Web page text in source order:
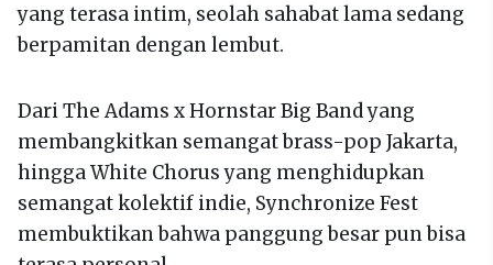
yang terasa intim, seolah sahabat lama sedang
berpamitan dengan lembut.
Dari The Adams x Hornstar Big Band yang
membangkitkan semangat brass-pop Jakarta,
hingga White Chorus yang menghidupkan
semangat kolektif indie, Synchronize Fest
membuktikan bahwa panggung besar pun bisa